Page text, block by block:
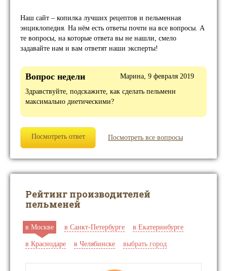
Наш сайт – копилка лучших рецептов и пельменная
энциклопедия. На нём есть ответы почти на все вопросы. А
те вопросы, на которые ответа вы не нашли, смело
задавайте нам и вам ответят наши эксперты!
Вопрос недели
Марина, 9 февраля 2019
Здравствуйте, подскажите, как сделать пельмени
максимально диетическими?
Посмотреть ответ Посмотреть все вопросы
Рейтинг производителей
пельменей
в Москве в Санкт-Петербурге в Екатеринбурге
в Краснодаре в Челябинске выбрать город